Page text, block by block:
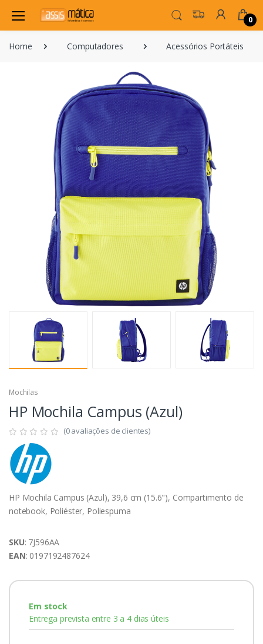
0
Home Computadores Acessórios Portáteis
Mochilas
HP Mochila Campus (Azul)
(0 avaliações de clientes)
HP Mochila Campus (Azul), 39,6 cm (15.6"), Compartimento de
notebook, Poliéster, Poliespuma
SKU: 7J596AA
EAN: 0197192487624
Em stock
Entrega prevista entre 3 a 4 dias úteis